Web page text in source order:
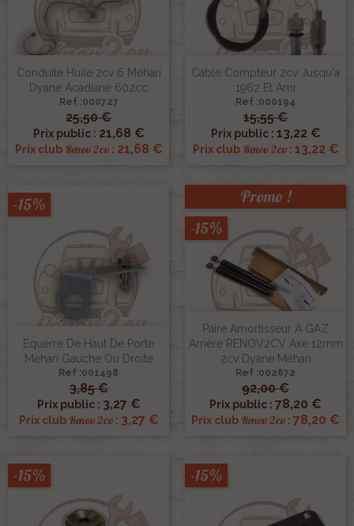
Conduite Huile 2cv 6 Méhari
Dyane Acadiane 602cc
Ref :000727
25,50 €
Prix public : 21,68 €
Prix club Renov 2cv: 21,68 €
Cable Compteur 2cv Jusqu'a
1962 Et Ami
Ref :000194
15,55 €
Prix public : 13,22 €
Prix club Renov 2cv: 13,22 €
Equerre De Haut De Porte
Méhari Gauche Ou Droite
Ref :001498
3,85 €
Prix public : 3,27 €
Prix club Renov 2cv: 3,27 €
-15%
Paire Amortisseur À GAZ
Arrière RENOV2CV Axe 12mm
2cv Dyane Méhari
Ref :002672
92,00 €
Prix public : 78,20 €
Prix club Renov 2cv : 78,20 €
Promo !
-15%
-15% -15%